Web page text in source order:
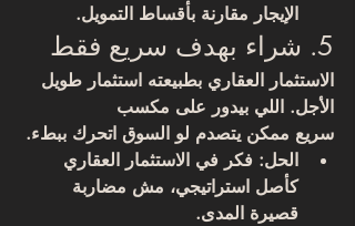
الإيجار مقارنة بأقساط التمويل.
5. شراء بهدف سريع فقط
الاستثمار العقاري بطبيعته استثمار طويل
الأجل. اللي بيدور على مكسب
سريع ممكن يتصدم لو السوق اتحرك ببطء.
الحل: فكر في الاستثمار العقاري
كأصل استراتيجي، مش مضاربة
قصيرة المدى.